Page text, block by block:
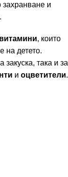
захранване и
, които
на детето.
така и за
и оцветители.